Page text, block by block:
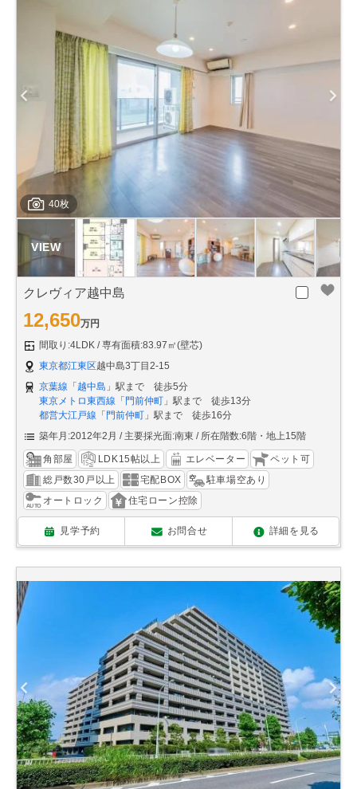
40枚
クレヴィア越中島
12,650万円
間取り:4LDK
専有面積:83.97㎡(壁芯)
東京都江東区越中島3丁目2-15
京葉線 「越中島 」駅まで 徒歩5分
東京メトロ東西線 「門前仲町 」駅まで 徒歩13分
都営大江戸線 「門前仲町 」駅まで 徒歩16分
築年月:2012年2月
主要採光面:南東 所在階数:6階・地上15階
角部屋 LDK15帖以上 エレベーター
ペット可
総戸数30戸以上
宅配BOX
駐車場空あり
オートロック
住宅ローン控除
見学予約 お問合せ 詳細を見る